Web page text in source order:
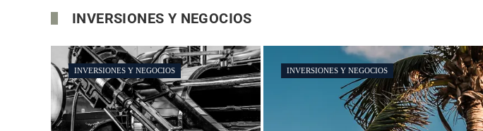
INVERSIONES Y NEGOCIOS
INVERSIONES Y NEGOCIOS INVERSIONES Y NEGOCIOS